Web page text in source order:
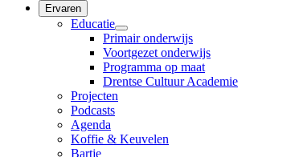
Ervaren
Educatie
Primair onderwijs
Voortgezet onderwijs
Programma op maat
Drentse Cultuur Academie
Projecten
Podcasts
Agenda
Koffie & Keuvelen
Bartje